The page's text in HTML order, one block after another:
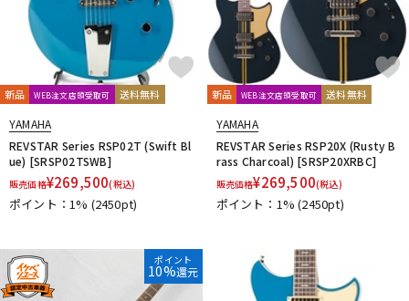
新品 WEB注文店頭受取可 送料無料
YAMAHA
REVSTAR Series RSP02T (Swift Bl
ue) [SRSP02TSWB]
販売価格¥269,500(税込)
ポイント：1% (2450pt)
新品 WEB注文店頭受取可 送料無料
YAMAHA
REVSTAR Series RSP20X (Rusty B
rass Charcoal) [SRSP20XRBC]
販売価格¥269,500(税込)
ポイント：1%(2450pt)
ポイント
10%還元